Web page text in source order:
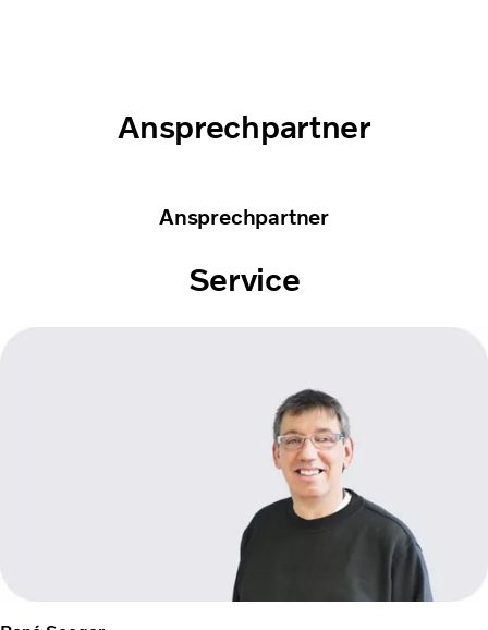
Ansprechpartner
Ansprechpartner
Service